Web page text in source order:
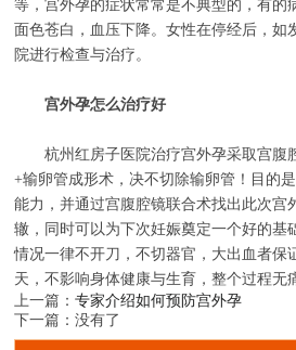
等，宫外孕的症状常常是不典型的，有的
面色苍白，血压下降。女性在停经后，如
院进行检查与治疗。
宫外孕怎么治疗好
杭州红房子医院治疗宫外孕采取宫腹
+输卵管成形术，决不切除输卵管！目的
能力，并通过宫腹腔镜联合术找出此次宫
辙，同时可以为下次妊娠奠定一个好的基
情况一律不开刀，不切器官，大出血者保
天，不影响身体健康与生育，整个过程无
上一篇：专家介绍如何预防宫外孕
下一篇：没有了